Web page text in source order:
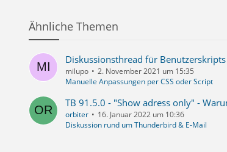
Ähnliche Themen
Diskussionsthread für Benutzerskripts
milupo
2. November 2021 um 15:35
Manuelle Anpassungen per CSS oder Script
orbiter
16. Januar 2022 um 10:36
Diskussion rund um Thunderbird & E-Mail